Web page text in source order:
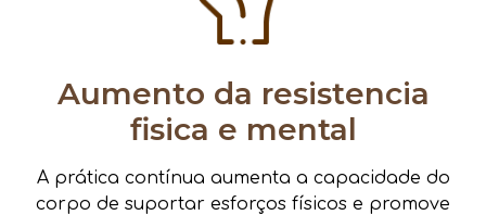
Aumento da resistencia
fisica e mental
A prática contínua aumenta a capacidade do
corpo de suportar esforços físicos e promove